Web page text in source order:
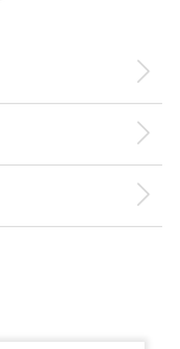
全都是這個星
界更美好。而在
我們很美麗。
章〈百年回顧〉
處的世界，政
成了一團混
，起起落落，難
南，得以指引
做出更完善的
要成為什麼樣